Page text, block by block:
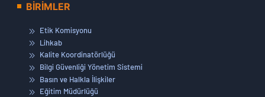
BİRİMLER
Etik Komisyonu
Lihkab
Kalite Koordinatörlüğü
Bilgi Güvenliği Yönetim Sistemi
Basın ve Halkla İlişkiler
Eğitim Müdürlüğü